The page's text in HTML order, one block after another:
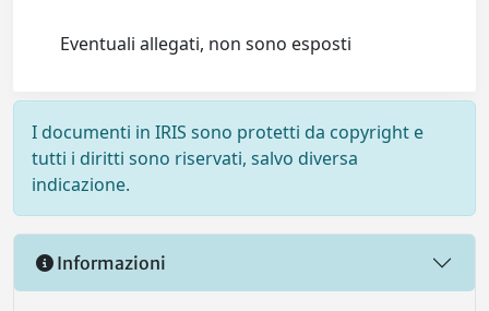
Eventuali allegati, non sono esposti
I documenti in IRIS sono protetti da copyright e
tutti i diritti sono riservati, salvo diversa
indicazione.
Informazioni